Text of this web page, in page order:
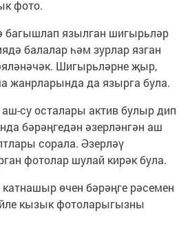
фото.
багышлап язылган шигырьләр
балалар һәм зурлар язган
Шигырьләрне җыр,
жанрларында да язырга була.
су осталары актив булыр дип
бәрәңгедән әзерләнгән аш
сорала. Әзерләү
фотолар шулай кирәк була.
өчен бәрәңге рәсемен
кызык фотоларыгызны